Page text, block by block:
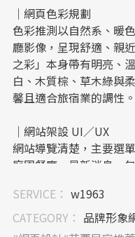
｜網頁色彩規劃
色彩推測以自然系、暖
廳影像，呈現舒適、親
之彩」本身帶有明亮、
白、木質棕、草木綠與
馨且適合旅宿業的調性。
｜網站架設 UI／UX
網站導覽清楚，主要選
庭園餐廳、最新消息、
列出人數、床型、價格
客快速比較與決策。
SERVICE： w1963
CATEGORY： 品牌形象